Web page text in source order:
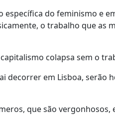
específica do feminismo e
o trabalho que as
colapsa sem o
decorrer em Lisboa,
que são